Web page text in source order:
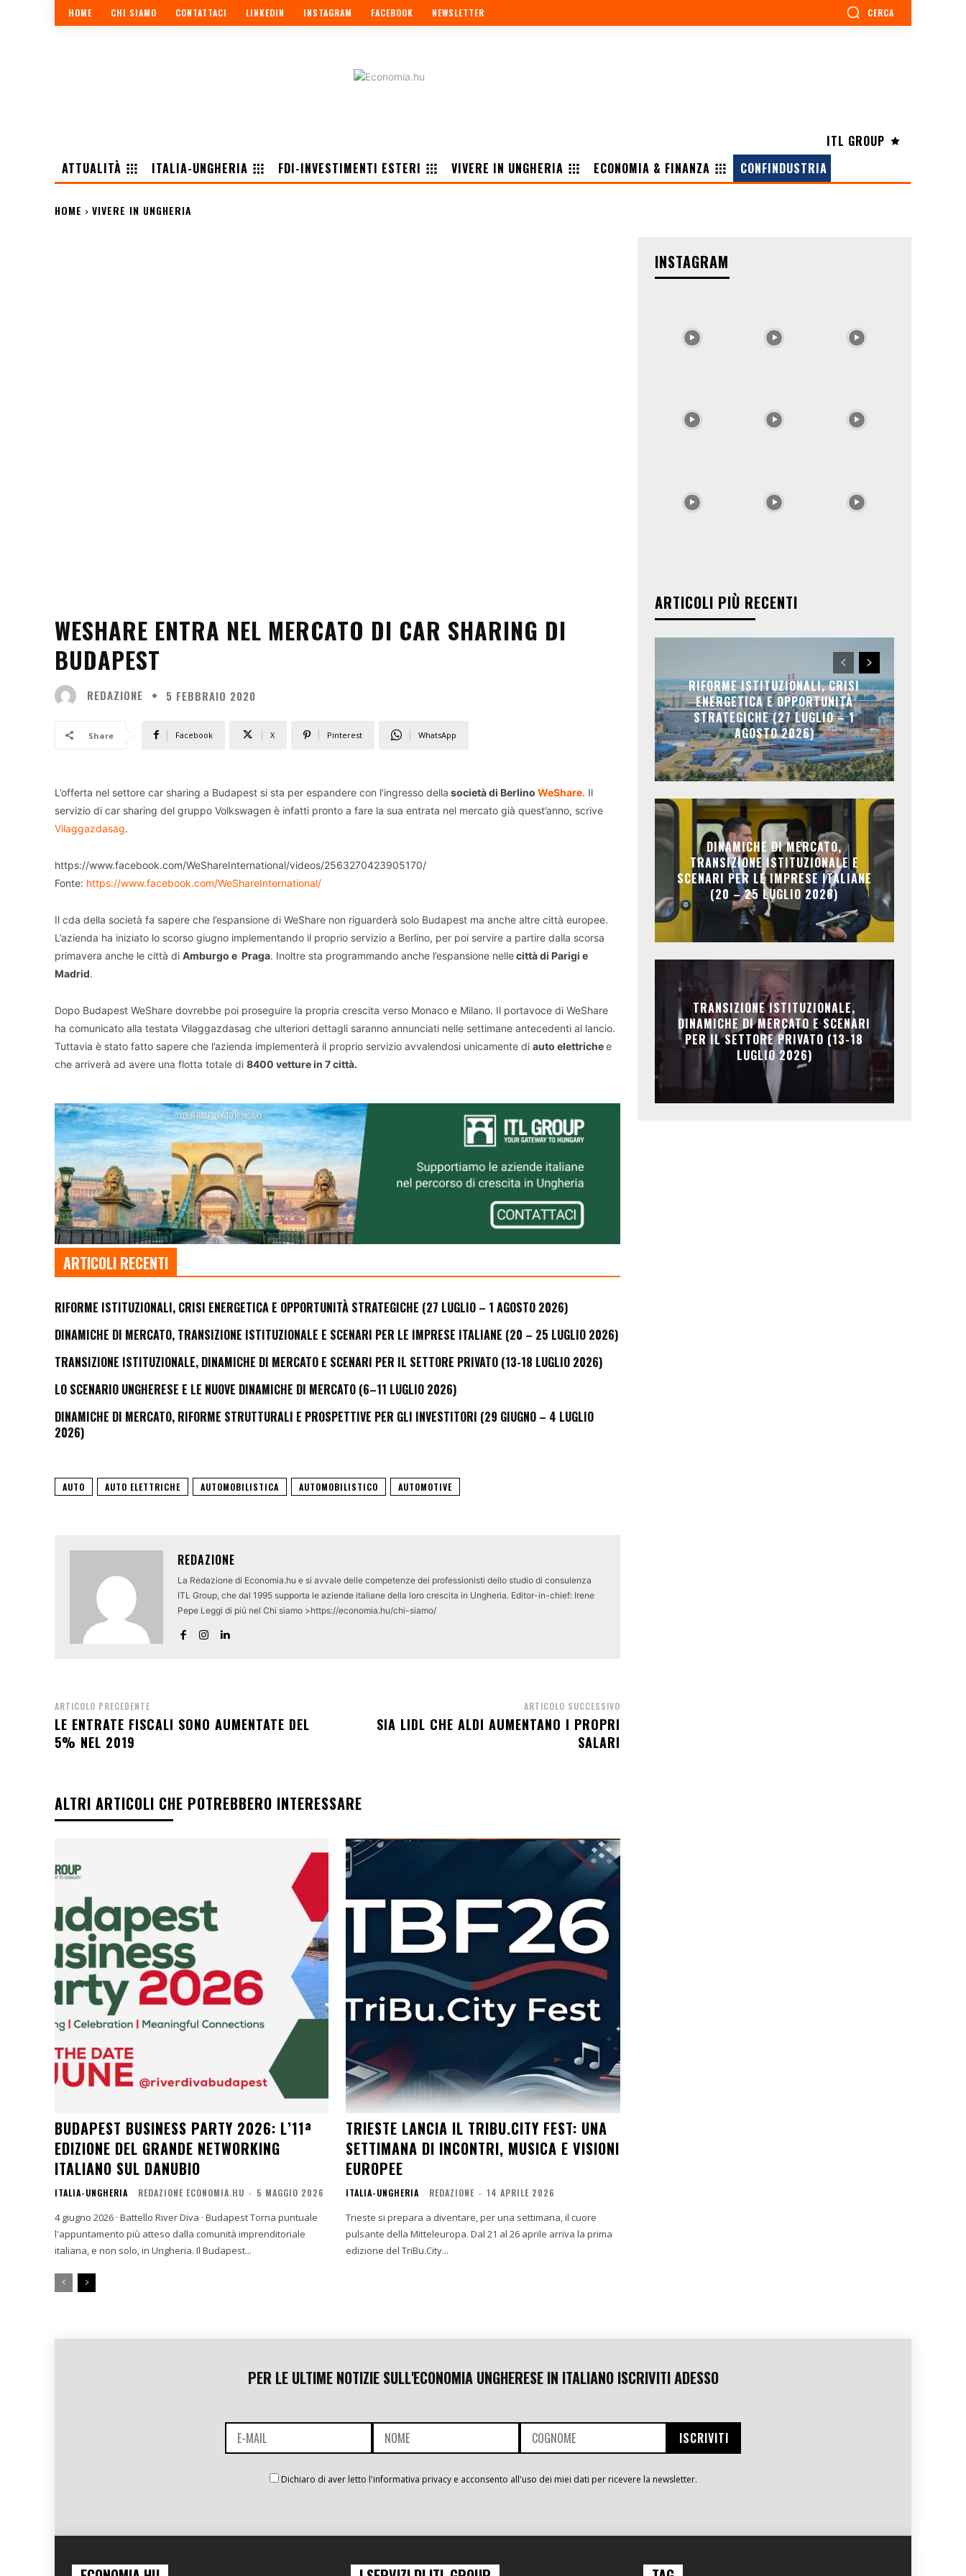
HOME CHI SIAMO CONTATTACI LINKEDIN INSTAGRAM FACEBOOK NEWSLETTER CERCA
ITL GROUP
ATTUALITÀ
ITALIA-UNGHERIA FDI-INVESTIMENTI ESTERI VIVERE IN UNGHERIA ECONOMIA & FINANZA CONFINDUSTRIA
HOME VIVERE IN UNGHERIA
WESHARE ENTRA NEL MERCATO DI CAR SHARING DI
BUDAPEST
REDAZIONE 5 FEBBRAIO 2020
Share Facebook X Pinterest WhatsApp
L’offerta nel settore car sharing a Budapest si sta per espandere con l’ingresso della società di Berlino WeShare. Il
servizio di car sharing del gruppo Volkswagen è infatti pronto a fare la sua entrata nel mercato già quest’anno, scrive
Vilaggazdasag.
https://www.facebook.com/WeShareInternational/videos/2563270423905170/
Fonte: https://www.facebook.com/WeShareInternational/
Il cda della società fa sapere che l’espansione di WeShare non riguarderà solo Budapest ma anche altre città europee.
L’azienda ha iniziato lo scorso giugno implementando il proprio servizio a Berlino, per poi servire a partire dalla scorsa
primavera anche le città di Amburgo e Praga. Inoltre sta programmando anche l’espansione nellecittà di Parigi e
Madrid.
Dopo Budapest WeShare dovrebbe poi proseguire la propria crescita verso Monaco e Milano. Il portavoce di WeShare
ha comunicato alla testata Vilaggazdasag che ulteriori dettagli saranno annunciati nelle settimane antecedenti al lancio.
Tuttavia è stato fatto sapere che l’azienda implementerà il proprio servizio avvalendosi unicamente di auto elettrichee
che arriverà ad avere una flotta totale di 8400 vetture in 7 città.
ARTICOLI RECENTI
RIFORME ISTITUZIONALI, CRISI ENERGETICA E OPPORTUNITÀ STRATEGICHE (27 LUGLIO – 1 AGOSTO 2026)
DINAMICHE DI MERCATO, TRANSIZIONE ISTITUZIONALE E SCENARI PER LE IMPRESE ITALIANE (20 – 25 LUGLIO 2026)
TRANSIZIONE ISTITUZIONALE, DINAMICHE DI MERCATO E SCENARI PER IL SETTORE PRIVATO (13-18 LUGLIO 2026)
LO SCENARIO UNGHERESE E LE NUOVE DINAMICHE DI MERCATO (6–11 LUGLIO 2026)
DINAMICHE DI MERCATO, RIFORME STRUTTURALI E PROSPETTIVE PER GLI INVESTITORI (29 GIUGNO – 4 LUGLIO
2026)
AUTO AUTO ELETTRICHE AUTOMOBILISTICA AUTOMOBILISTICO AUTOMOTIVE
REDAZIONE
La Redazione di Economia.hu e si avvale delle competenze dei professionisti dello studio di consulenza
ITL Group, che dal 1995 supporta le aziende italiane della loro crescita in Ungheria. Editor-in-chief: Irene
Pepe Leggi di piú nel Chi siamo >https://economia.hu/chi-siamo/
ARTICOLO PRECEDENTE
LE ENTRATE FISCALI SONO AUMENTATE DEL
5% NEL 2019
ARTICOLO SUCCESSIVO
SIA LIDL CHE ALDI AUMENTANO I PROPRI
SALARI
ALTRI ARTICOLI CHE POTREBBERO INTERESSARE
BUDAPEST BUSINESS PARTY 2026: L’11ª
EDIZIONE DEL GRANDE NETWORKING
ITALIANO SUL DANUBIO
ITALIA-UNGHERIA REDAZIONE ECONOMIA.HU - 5 MAGGIO 2026
4 giugno 2026 · Battello River Diva · Budapest Torna puntuale
l'appuntamento più atteso dalla comunità imprenditoriale
italiana, e non solo, in Ungheria. Il Budapest...
TRIESTE LANCIA IL TRIBU.CITY FEST: UNA
SETTIMANA DI INCONTRI, MUSICA E VISIONI
EUROPEE
ITALIA-UNGHERIA REDAZIONE - 14 APRILE 2026
Trieste si prepara a diventare, per una settimana, il cuore
pulsante della Mitteleuropa. Dal 21 al 26 aprile arriva la prima
edizione del TriBu.City...
INSTAGRAM
ARTICOLI PIÙ RECENTI
RIFORME ISTITUZIONALI, CRISI
ENERGETICA E OPPORTUNITÀ
STRATEGICHE (27 LUGLIO – 1
AGOSTO 2026)
DINAMICHE DI MERCATO,
TRANSIZIONE ISTITUZIONALE E
SCENARI PER LE IMPRESE ITALIANE
(20 – 25 LUGLIO 2026)
TRANSIZIONE ISTITUZIONALE,
DINAMICHE DI MERCATO E SCENARI
PER IL SETTORE PRIVATO (13-18
LUGLIO 2026)
PER LE ULTIME NOTIZIE SULL'ECONOMIA UNGHERESE IN ITALIANO ISCRIVITI ADESSO
Dichiaro di aver letto l'informativa privacy e acconsento all'uso dei miei dati per ricevere la newsletter.